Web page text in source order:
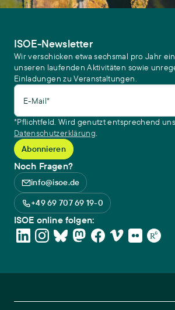
ISOE-Newsletter
Wir verschicken etwa sechsmal pro Jahr
unseren laufenden Aktivitäten sowie
Einladungen zu Veranstaltungen.
E-Mail*
*Pflichtfeld. Wird genutzt entsprechend
Datenschutzerklärung.
Noch Fragen?
info@isoe.de
+49 69 707 69 19-0
ISOE online folgen: